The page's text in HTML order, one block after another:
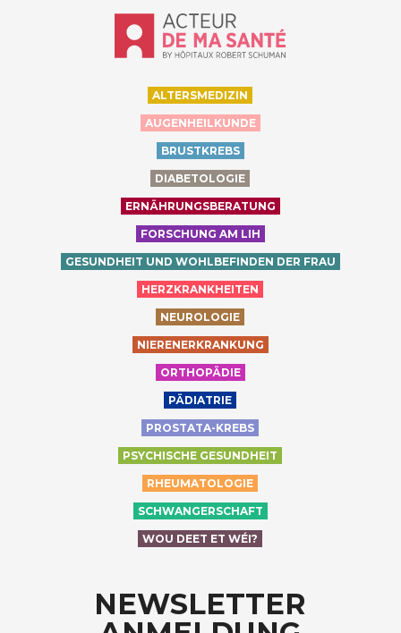
Accueil - Acteur de ma santé, by
ALTERSMEDIZIN
AUGENHEILKUNDE
BRUSTKREBS
DIABETOLOGIE
ERNÄHRUNGSBERATUNG
FORSCHUNG AM LIH
GESUNDHEIT UND WOHLBEFINDEN DER FRAU
HERZKRANKHEITEN
NEUROLOGIE
NIERENERKRANKUNG
ORTHOPÄDIE
PÄDIATRIE
PROSTATA-KREBS
PSYCHISCHE GESUNDHEIT
RHEUMATOLOGIE
SCHWANGERSCHAFT
WOU DEET ET WÉI?
NEWSLETTER